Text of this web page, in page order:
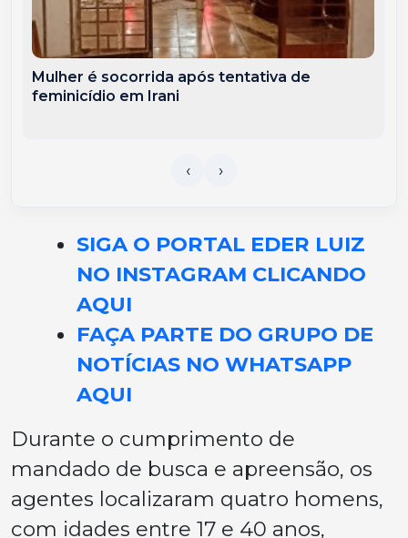
Mulher é socorrida após tentativa de
feminicídio em Irani
SIGA O PORTAL EDER LUIZ
NO INSTAGRAM CLICANDO
AQUI
FAÇA PARTE DO GRUPO DE
NOTÍCIAS NO WHATSAPP
AQUI
Durante o cumprimento de
mandado de busca e apreensão, os
agentes localizaram quatro homens,
com idades entre 17 e 40 anos,